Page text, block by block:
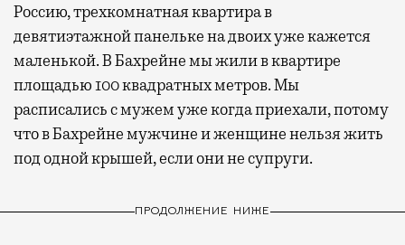
Россию, трехкомнатная квартира в
девятиэтажной панельке на двоих уже кажется
маленькой. В Бахрейне мы жили в квартире
площадью 100 квадратных метров. Мы
расписались с мужем уже когда приехали, потому
что в Бахрейне мужчине и женщине нельзя жить
под одной крышей, если они не супруги.
ПРОДОЛЖЕНИЕ НИЖЕ